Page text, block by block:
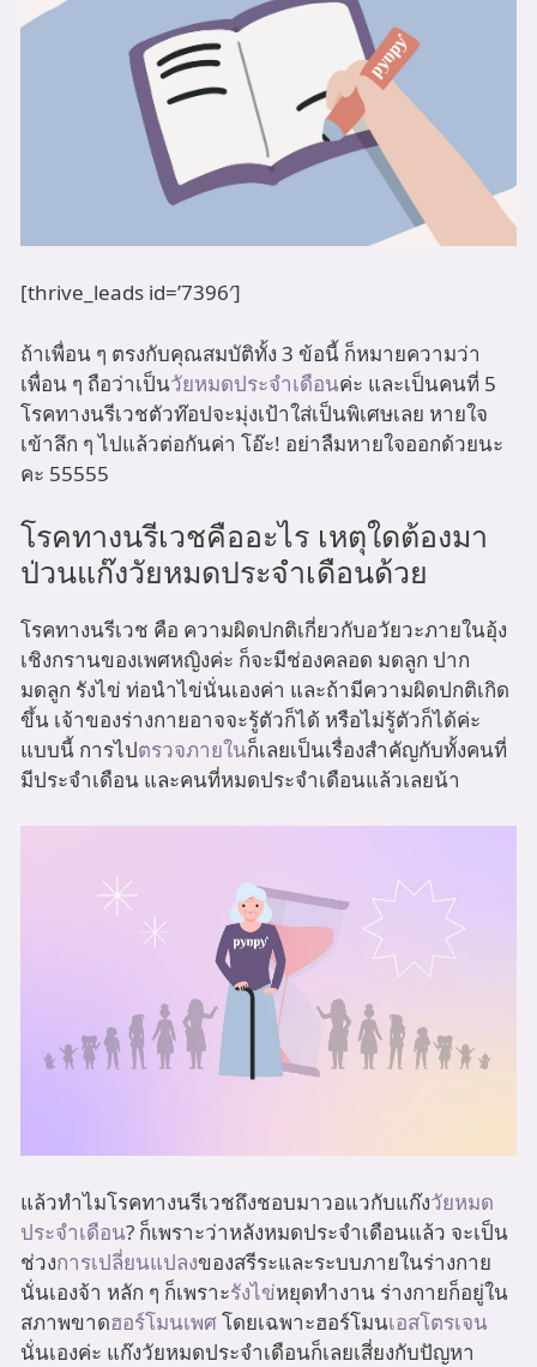
[thrive_leads id=’7396′]
ถ้าเพื่อน ๆ ตรงกับคุณสมบัติทั้ง 3 ข้อนี้ ก็หมายความว่า
เพื่อน ๆ ถือว่าเป็นวัยหมดประจำเดือนค่ะ และเป็นคนที่ 5
โรคทางนรีเวชตัวท๊อปจะมุ่งเป้าใส่เป็นพิเศษเลย หายใจ
เข้าลึก ๆ ไปแล้วต่อกันค่า โอ๊ะ! อย่าลืมหายใจออกด้วยนะ
คะ 55555
โรคทางนรีเวชคืออะไร เหตุใดต้องมา
ป่วนแก๊งวัยหมดประจำเดือนด้วย
โรคทางนรีเวช คือ ความผิดปกติเกี่ยวกับอวัยวะภายในอุ้ง
เชิงกรานของเพศหญิงค่ะ ก็จะมีช่องคลอด มดลูก ปาก
มดลูก รังไข่ ท่อนำไข่นั่นเองค่า และถ้ามีความผิดปกติเกิด
ขึ้น เจ้าของร่างกายอาจจะรู้ตัวก็ได้ หรือไม่รู้ตัวก็ได้ค่ะ
แบบนี้ การไปตรวจภายในก็เลยเป็นเรื่องสำคัญกับทั้งคนที่
มีประจำเดือน และคนที่หมดประจำเดือนแล้วเลยน้า
แล้วทำไมโรคทางนรีเวชถึงชอบมาวอแวกับแก๊งวัยหมด
ประจำเดือน? ก็เพราะว่าหลังหมดประจำเดือนแล้ว จะเป็น
ช่วงการเปลี่ยนแปลงของสรีระและระบบภายในร่างกาย
นั่นเองจ้า หลัก ๆ ก็เพราะรังไข่หยุดทำงาน ร่างกายก็อยู่ใน
สภาพขาดฮอร์โมนเพศโดยเฉพาะฮอร์โมนเอสโตรเจน
นั่นเองค่ะ แก๊งวัยหมดประจำเดือนก็เลยเสี่ยงกับปัญหา